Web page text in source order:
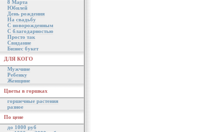
8 Марта
Юбилей
День рождения
На свадьбу
С новорожденным
С благодарностью
Просто так
Свидание
Бизнес букет
ДЛЯ КОГО
Мужчине
Ребенку
Женщине
Цветы в горшках
горшечные растения
разное
По цене
до 1000 руб